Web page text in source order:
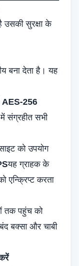
सुरक्षा के
बना देता है। यह
AES-256
संग्रहीत सभी
को उपयोग
यह ग्राहक के
एन्क्रिप्ट करता
तक पहुंच को
बक्सा और चाबी